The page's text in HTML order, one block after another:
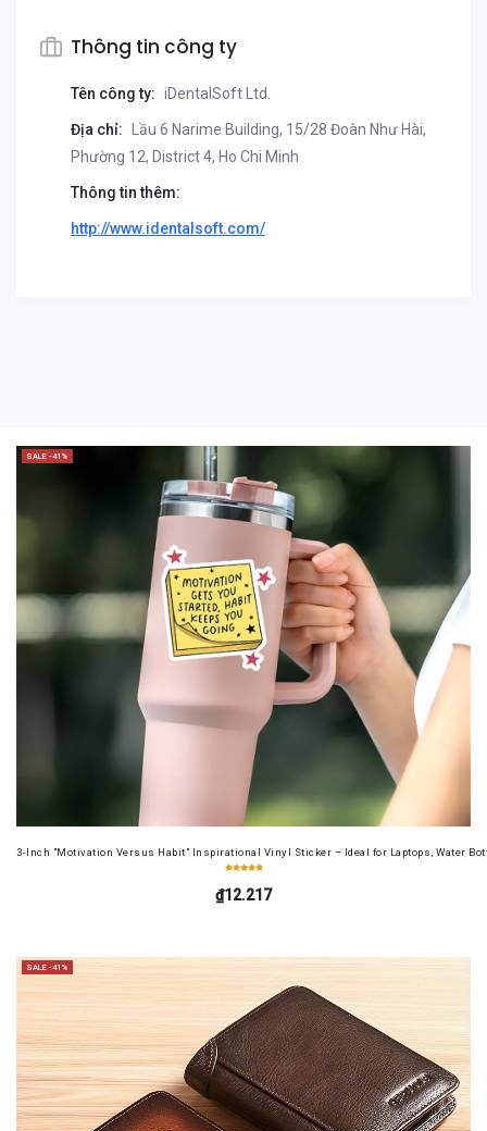
Thông tin công ty
Tên công ty: iDentalSoft Ltd.
Địa chỉ:
Lầu 6 Narime Building, 15/28 Đoàn Như Hài,
Phường 12, District 4, Ho Chi Minh
Thông tin thêm:
http://www.identalsoft.com/
SALE -41%
3-Inch "Motivation Versus Habit" Inspirational Vinyl Sticker – Ideal for Laptops, Water
₫12.217
SALE -41%